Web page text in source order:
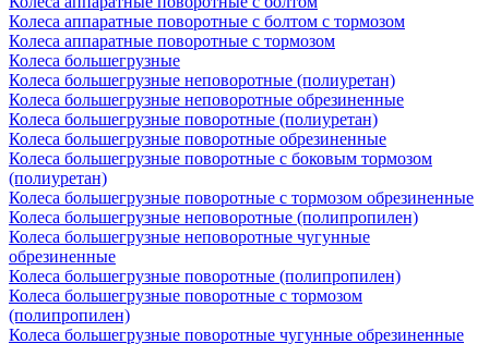
Колеса аппаратные поворотные с болтом с тормозом
Колеса аппаратные поворотные с тормозом
Колеса большегрузные
Колеса большегрузные неповоротные (полиуретан)
Колеса большегрузные неповоротные обрезиненные
Колеса большегрузные поворотные (полиуретан)
Колеса большегрузные поворотные обрезиненные
Колеса большегрузные поворотные с боковым тормозом
(полиуретан)
Колеса большегрузные поворотные с тормозом обрезиненные
Колеса большегрузные неповоротные (полипропилен)
Колеса большегрузные неповоротные чугунные
обрезиненные
Колеса большегрузные поворотные (полипропилен)
Колеса большегрузные поворотные с тормозом
(полипропилен)
Колеса большегрузные поворотные чугунные обрезиненные